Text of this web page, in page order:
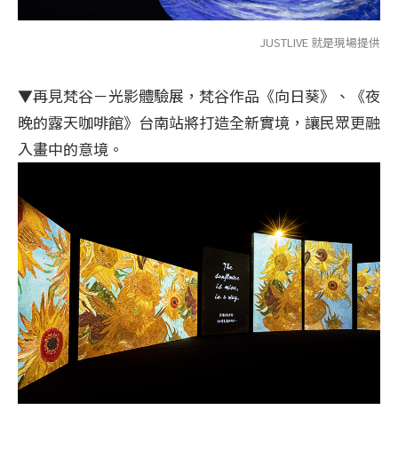
JUSTLIVE 就是現場提供
▼再見梵谷－光影體驗展，梵谷作品《向日葵》、《夜
晚的露天咖啡館》台南站將打造全新實境，讓民眾更融
入畫中的意境。